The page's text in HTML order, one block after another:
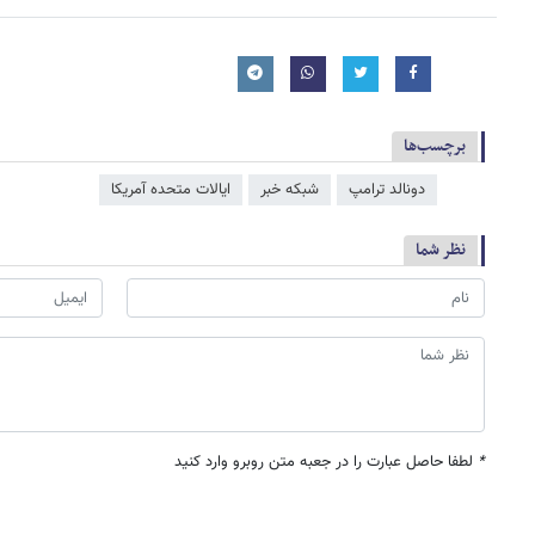
برچسب‌ها
دونالد ترامپ شبکه خبر ایالات متحده آمریکا
نظر شما
* لطفا حاصل عبارت را در جعبه متن روبرو وارد کنید